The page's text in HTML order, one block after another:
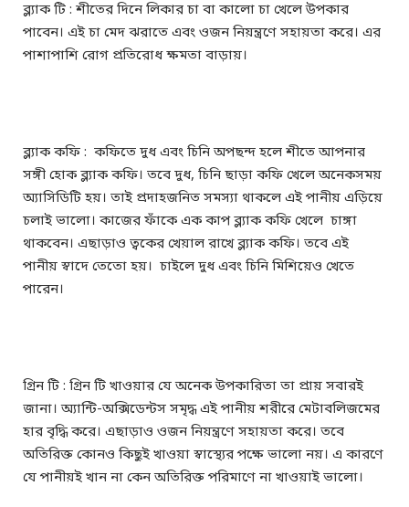
ব্ল্যাক টি : শীতের দিনে লিকার চা বা কালো চা খেলে উপকার
পাবেন। এই চা মেদ ঝরাতে এবং ওজন নিয়ন্ত্রণে সহায়তা করে। এর
পাশাপাশি রোগ প্রতিরোধ ক্ষমতা বাড়ায়।
ব্ল্যাক কফি : কফিতে দুধ এবং চিনি অপছন্দ হলে শীতে আপনার
সঙ্গী হোক ব্ল্যাক কফি। তবে দুধ, চিনি ছাড়া কফি খেলে অনেকসময়
অ্যাসিডিটি হয়। তাই প্রদাহজনিত সমস্যা থাকলে এই পানীয় এড়িয়ে
চলাই ভালো। কাজের ফাঁকে এক কাপ ব্ল্যাক কফি খেলে চাঙ্গা
থাকবেন। এছাড়াও ত্বকের খেয়াল রাখে ব্ল্যাক কফি। তবে এই
পানীয় স্বাদে তেতো হয়। চাইলে দুধ এবং চিনি মিশিয়েও খেতে
পারেন।
গ্রিন টি : গ্রিন টি খাওয়ার যে অনেক উপকারিতা তা প্রায় সবারই
জানা। অ্যান্টি-অক্সিডেন্টস সমৃদ্ধ এই পানীয় শরীরে মেটাবলিজমের
হার বৃদ্ধি করে। এছাড়াও ওজন নিয়ন্ত্রণে সহায়তা করে। তবে
অতিরিক্ত কোনও কিছুই খাওয়া স্বাস্থ্যের পক্ষে ভালো নয়। এ কারণে
যে পানীয়ই খান না কেন অতিরিক্ত পরিমাণে না খাওয়াই ভালো।